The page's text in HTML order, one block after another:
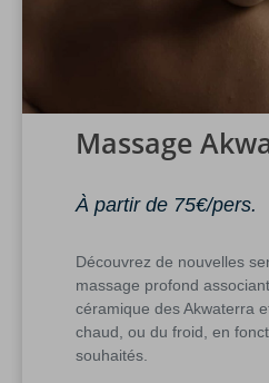
Massage
À partir de 75€/pers.
Découvrez de nouvelles
massage profond
céramique des Akwaterra
chaud, ou du froid, en
souhaités.